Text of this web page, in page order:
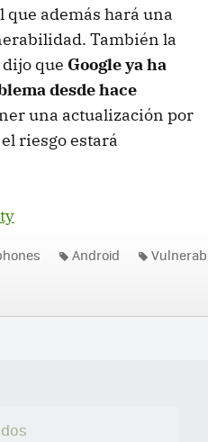
además hará una
También la
que Google ya ha
desde hace
una actualización por
riesgo estará
Android